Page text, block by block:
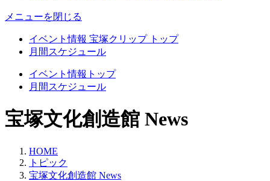
メニューを閉じる
イベント情報 宝塚クリップ トップ
月間スケジュール
イベント情報トップ
月間スケジュール
宝塚文化創造館 News
HOME
トピック
宝塚文化創造館 News